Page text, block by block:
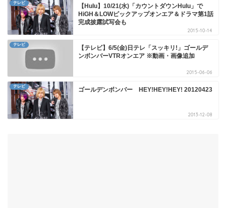
テレビ
【Hulu】10/21(水)「カウントダウンHulu」で
HiGH＆LOWピックアップオンエア＆ドラマ第1話
完成披露試写会も
2015-10-14
テレビ
【テレビ】6/5(金)日テレ「スッキリ!」ゴールデ
ンボンバーVTRオンエア ※動画・画像追加
2015-06-06
テレビ ゴールデンボンバー HEY!HEY!HEY! 20120423
2013-12-08